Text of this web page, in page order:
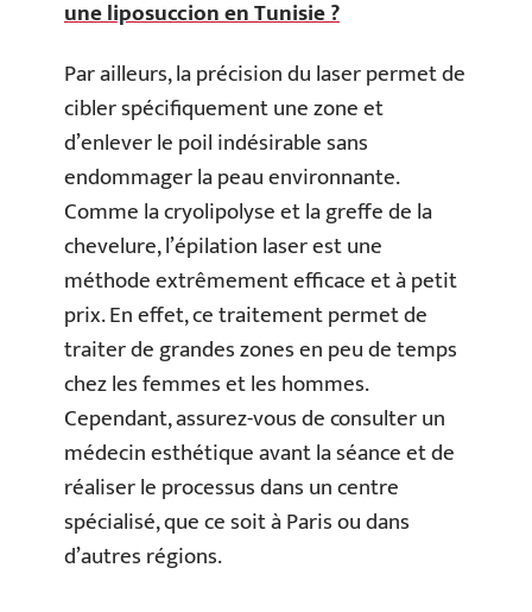
une liposuccion en Tunisie ?
Par ailleurs, la précision du laser permet de
cibler spécifiquement une zone et
d’enlever le poil indésirable sans
endommager la peau environnante.
Comme la cryolipolyse et la greffe de la
chevelure, l’épilation laser est une
méthode extrêmement efficace et à petit
prix. En effet, ce traitement permet de
traiter de grandes zones en peu de temps
chez les femmes et les hommes.
Cependant, assurez-vous de consulter un
médecin esthétique avant la séance et de
réaliser le processus dans un centre
spécialisé, que ce soit à Paris ou dans
d’autres régions.